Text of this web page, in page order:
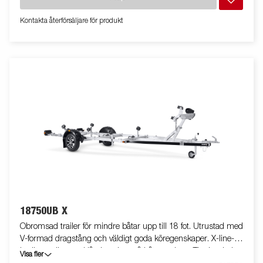
och vattentät LED-belysning vilket gör både av- och pålastning
väldigt enkel. Båttrailern på bilden kan vara extrautrustad.
Kontakta återförsäljare för produkt
18750UB X
Obromsad trailer för mindre båtar upp till 18 fot. Utrustad med
V-formad dragstång och väldigt goda köregenskaper. X-line-
kvalitetsrullar med låg inverkan på båtens skrov. Tippbar bakre
Visa fler